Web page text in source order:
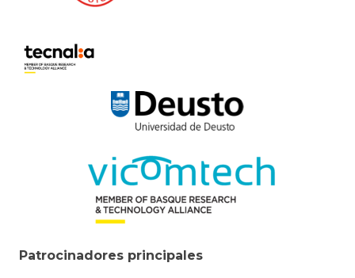
Patrocinadores principales